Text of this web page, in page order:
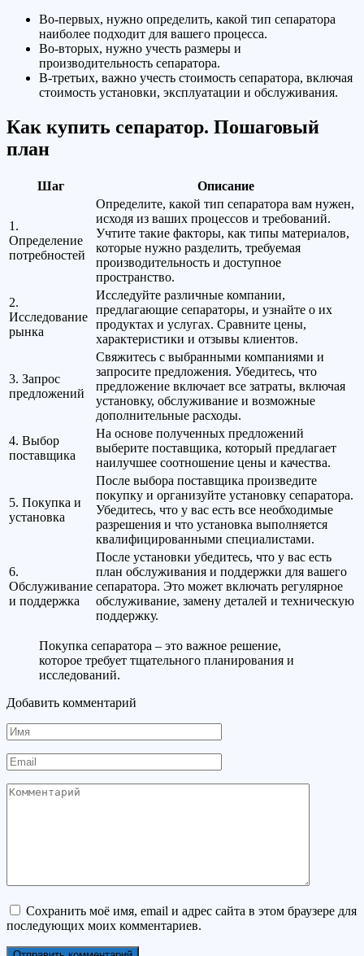
Во-первых, нужно определить, какой тип сепаратора
наиболее подходит для вашего процесса.
Во-вторых, нужно учесть размеры и
производительность сепаратора.
В-третьих, важно учесть стоимость сепаратора, включая
стоимость установки, эксплуатации и обслуживания.
Как купить сепаратор. Пошаговый
план
Шаг Описание
1.
Определение
потребностей
Определите, какой тип сепаратора вам нужен,
исходя из ваших процессов и требований.
Учтите такие факторы, как типы материалов,
которые нужно разделить, требуемая
производительность и доступное
пространство.
2.
Исследование
рынка
Исследуйте различные компании,
предлагающие сепараторы, и узнайте о их
продуктах и услугах. Сравните цены,
характеристики и отзывы клиентов.
3. Запрос
предложений
Свяжитесь с выбранными компаниями и
запросите предложения. Убедитесь, что
предложение включает все затраты, включая
установку, обслуживание и возможные
дополнительные расходы.
4. Выбор
поставщика
На основе полученных предложений
выберите поставщика, который предлагает
наилучшее соотношение цены и качества.
5. Покупка и
установка
После выбора поставщика произведите
покупку и организуйте установку сепаратора.
Убедитесь, что у вас есть все необходимые
разрешения и что установка выполняется
квалифицированными специалистами.
6.
Обслуживание
и поддержка
После установки убедитесь, что у вас есть
план обслуживания и поддержки для вашего
сепаратора. Это может включать регулярное
обслуживание, замену деталей и техническую
поддержку.
Покупка сепаратора – это важное решение,
которое требует тщательного планирования и
исследований.
Добавить комментарий
Имя
Email
Комментарий
Сохранить моё имя, email и адрес сайта в этом браузере для
последующих моих комментариев.